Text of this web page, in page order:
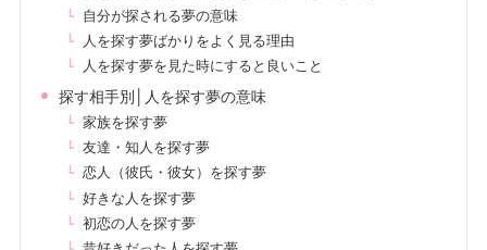
自分が探される夢の意味
人を探す夢ばかりをよく見る理由
人を探す夢を見た時にすると良いこと
探す相手別│人を探す夢の意味
家族を探す夢
友達・知人を探す夢
恋人（彼氏・彼女）を探す夢
好きな人を探す夢
初恋の人を探す夢